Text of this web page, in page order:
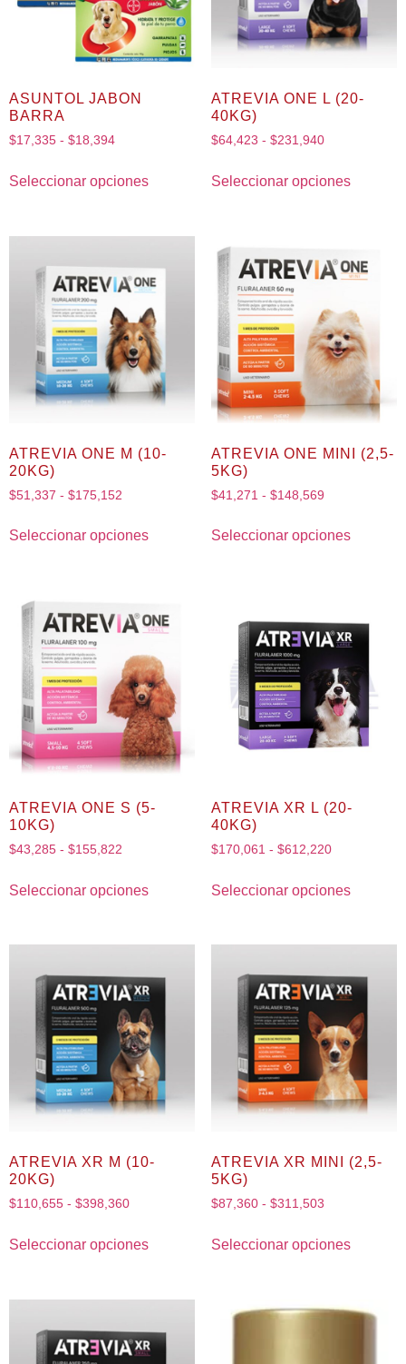
ASUNTOL JABON
BARRA
$17,335 - $18,394
Seleccionar opciones
ATREVIA ONE L (20-
40KG)
$64,423 - $231,940
Seleccionar opciones
ATREVIA ONE M (10-
20KG)
$51,337 - $175,152
Seleccionar opciones
ATREVIA ONE MINI (2,5-
5KG)
$41,271 - $148,569
Seleccionar opciones
ATREVIA ONE S (5-
10KG)
$43,285 - $155,822
Seleccionar opciones
ATREVIA XR L (20-
40KG)
$170,061 - $612,220
Seleccionar opciones
ATREVIA XR M (10-
20KG)
$110,655 - $398,360
Seleccionar opciones
ATREVIA XR MINI (2,5-
5KG)
$87,360 - $311,503
Seleccionar opciones